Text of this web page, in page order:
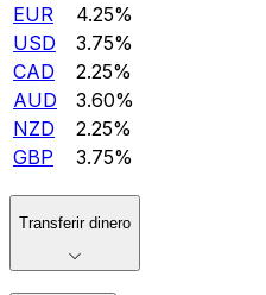
EUR
4.25%
USD
3.75%
CAD
2.25%
AUD
3.60%
NZD
2.25%
GBP
3.75%
Transferir dinero